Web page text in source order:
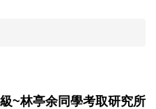
~林亭余同學考取研究所